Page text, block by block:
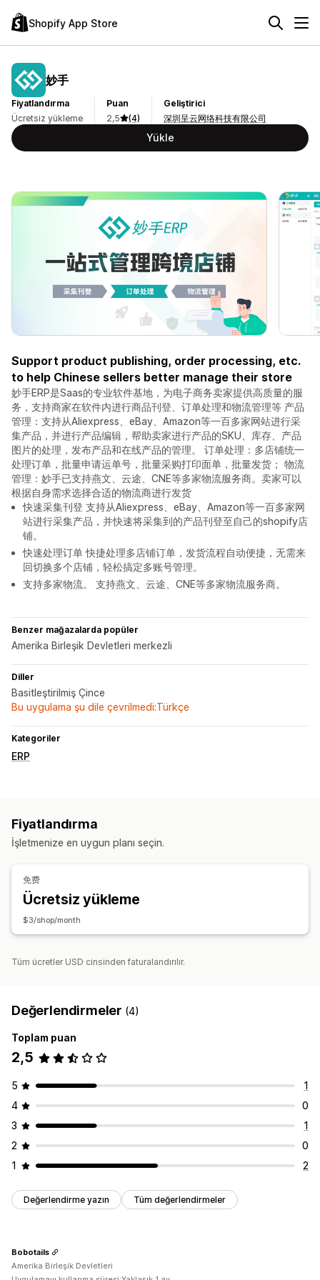
Shopify App Store
妙手
Fiyatlandırma
Ücretsiz yükleme
Puan
2,5
(4)
Geliştirici
深圳呈云网络科技有限公司
Yükle
Support product publishing, order processing, etc.
to help Chinese sellers better manage their store
妙手ERP是Saas的专业软件基地，为电子商务卖家提供高质量的服
务，支持商家在软件内进行商品刊登、订单处理和物流管理等 产品
管理：支持从Aliexpress、eBay、Amazon等一百多家网站进行采
集产品，并进行产品编辑，帮助卖家进行产品的SKU、库存、产品
图片的处理，发布产品和在线产品的管理。 订单处理：多店铺统一
处理订单，批量申请运单号，批量采购打印面单，批量发货； 物流
管理：妙手已支持燕文、云途、CNE等多家物流服务商。卖家可以
根据自身需求选择合适的物流商进行发货
快速采集刊登 支持从Aliexpress、eBay、Amazon等一百多家网
站进行采集产品，并快速将采集到的产品刊登至自己的shopify店
铺。
快速处理订单 快捷处理多店铺订单，发货流程自动便捷，无需来
回切换多个店铺，轻松搞定多账号管理。
支持多家物流。 支持燕文、云途、CNE等多家物流服务商。
Benzer mağazalarda popüler
Amerika Birleşik Devletleri merkezli
Diller
Basitleştirilmiş Çince
Bu uygulama şu dile çevrilmedi:Türkçe
Kategoriler
ERP
Fiyatlandırma
İşletmenize en uygun planı seçin.
免费
Ücretsiz yükleme
$3/shop/month
Tüm ücretler USD cinsinden faturalandırılır.
Değerlendirmeler (4)
Toplam puan
2,5
5
1
4
0
3
1
2
0
1
2
Değerlendirme yazın Tüm değerlendirmeler
Bobotails
Amerika Birleşik Devletleri